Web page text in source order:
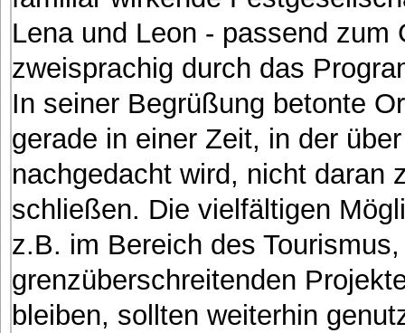
Lena und Leon - passend
zweisprachig durch das
In seiner Begrüßung betonte
gerade in einer Zeit, in der
nachgedacht wird, nicht daran
schließen. Die vielfältigen
z.B. im Bereich des
grenzüberschreitenden
bleiben, sollten weiterhin